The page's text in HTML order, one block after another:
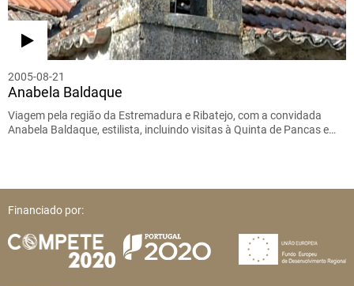
2005-08-21
Anabela Baldaque
Viagem pela região da Estremadura e Ribatejo, com a convidada
Anabela Baldaque, estilista, incluindo visitas à Quinta de Pancas e…
Financiado por: